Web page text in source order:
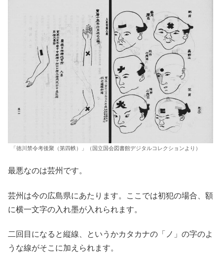
「徳川禁令考後聚（第四帙）」（国立国会図書館デジタルコレクションより）
最悪なのは芸州です。
芸州は今の広島県にあたります。ここでは初犯の場合、額
に横一文字の入れ墨が入れられます。
二回目になると縦線、というかカタカナの「ノ」の字のよ
うな線がそこに加えられます。